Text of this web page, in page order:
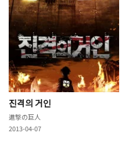
진격의 거인
進撃の巨人
2013-04-07